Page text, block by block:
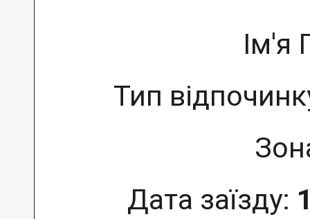
Ім'я
Тип
Дата заїзду: